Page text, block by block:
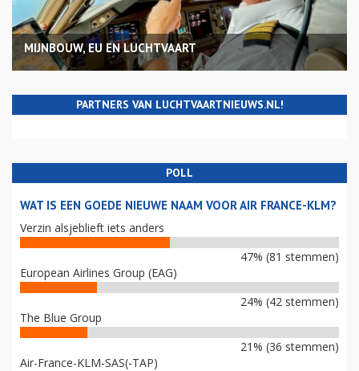
MIJNBOUW, EU EN LUCHTVAART
PARTNERS VAN LUCHTVAARTNIEUWS.NL!
POLL
WAT IS EEN GOEDE NIEUWE NAAM VOOR AIR FRANCE-KLM?
Verzin alsjeblieft iets anders
47% (81 stemmen)
European Airlines Group (EAG)
24% (42 stemmen)
The Blue Group
21% (36 stemmen)
Air-France-KLM-SAS(-TAP)